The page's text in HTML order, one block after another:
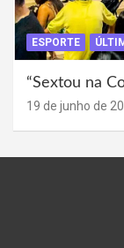
ESPORTE
“Sextou na
19 de junho de